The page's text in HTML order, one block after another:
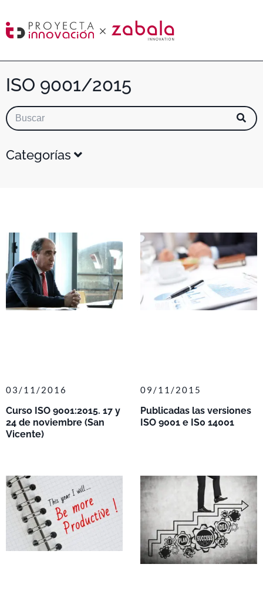
ISO 9001/2015
Categorías
Curso ISO 9001:2015. 17 y
24 de noviembre (San
Vicente)
03/11/2016
Publicadas las versiones
ISO 9001 e IS0 14001
09/11/2015